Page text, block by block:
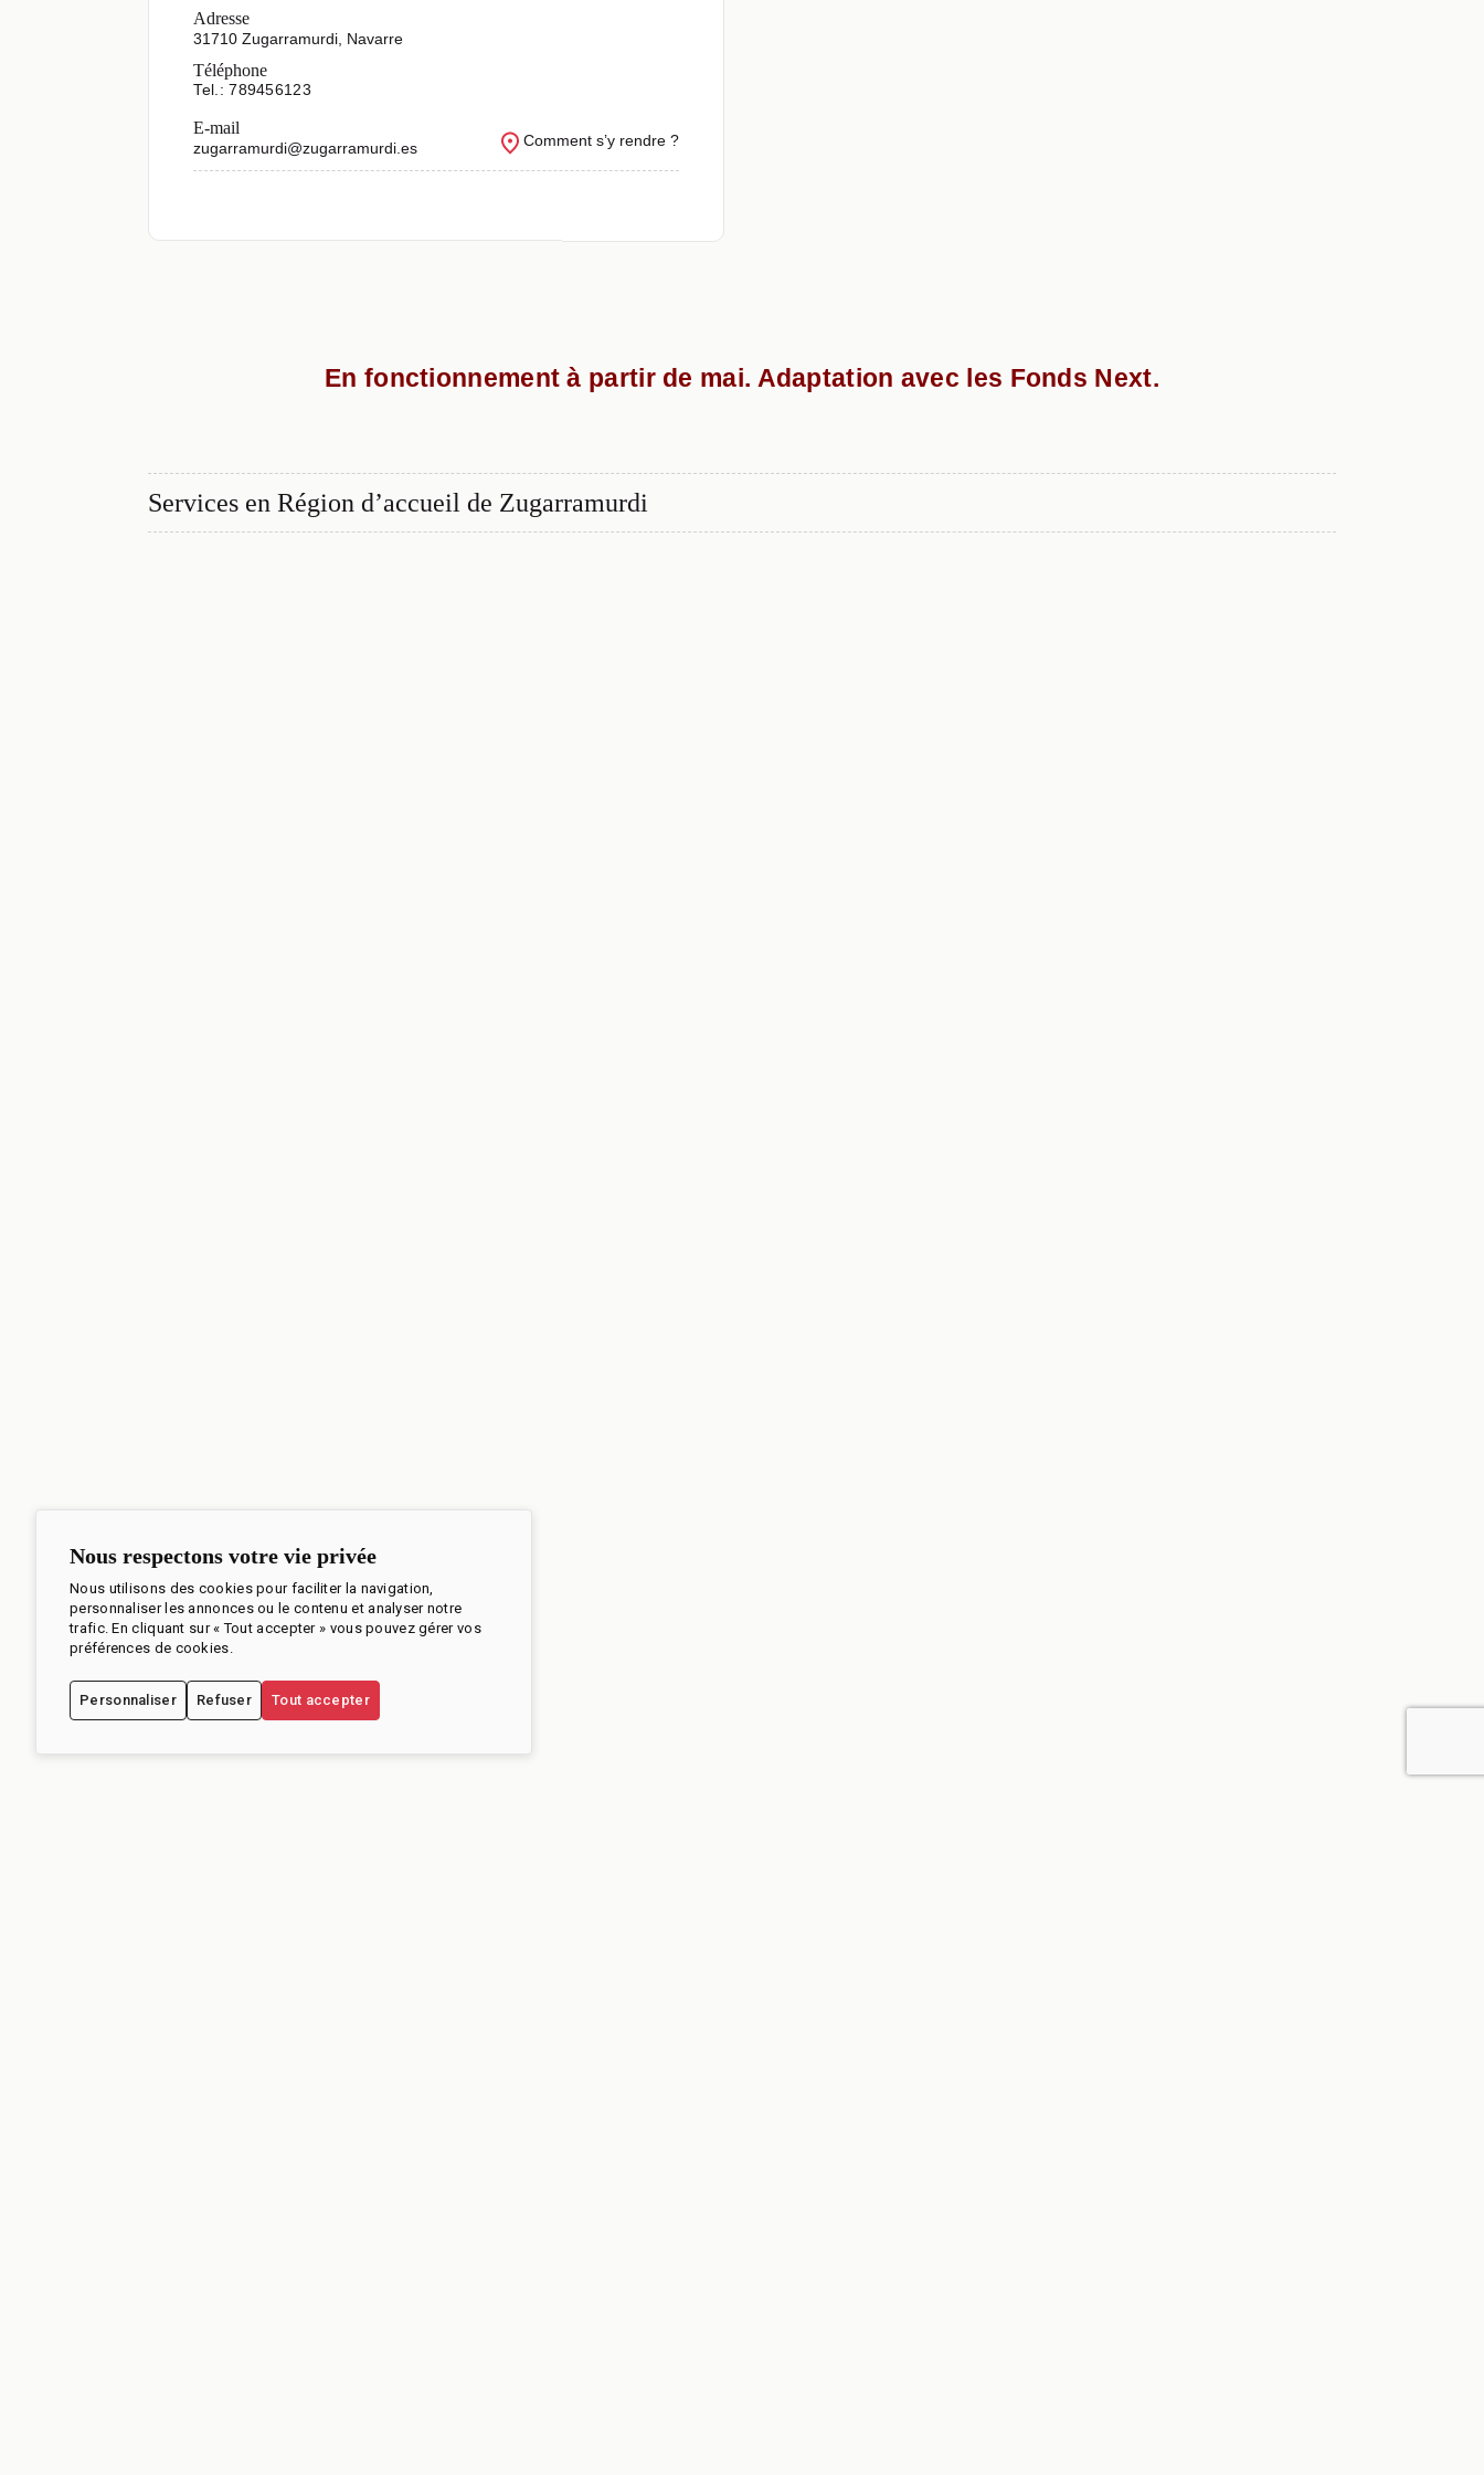
Adresse
31710 Zugarramurdi, Navarre
Téléphone
Tel.: 789456123
E-mail
zugarramurdi@zugarramurdi.es Comment s’y rendre ?
En fonctionnement à partir de mai. Adaptation avec les Fonds Next.
Services enRégion d’accueil de Zugarramurdi
Nous respectons votre vie privée
Nous utilisons des cookies pour faciliter la navigation,
personnaliser les annonces ou le contenu et analyser notre
trafic. En cliquant sur « Tout accepter » vous pouvez gérer vos
préférences de cookies.
Personnaliser Refuser Tout accepter